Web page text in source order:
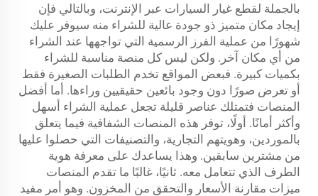
بالجملة لقطع غيار السيارات عبر الإنترنت، وبالتالي فإن
إيجاد مكان متميز ذو جودة عالية للشراء منه سيوفر عليك
شهورًا من عملية الفرز الرسمية التي تواجهها عند الشراء
من أي مكان آخر. ولكن ليس كل منصة مناسبة للشراء
بكميات كبيرة. فبعض المواقع تخدم الطلبات الصغيرة فقط
أو تعرض صورًا دون وجود بائعين حقيقيين وراءها. أما أفضل
المنصات فتمتلك عناصر قليلة تجعل عملية الشراء أسهل
وأكثر أمانًا. أولًا، توفر هذه المنصات الشفافية فيما يتعلق
بالموردين، وهويتهم التجارية، والتصنيفات التي حصلوا عليها
من مشترين سابقين. وهذا يساعدك على معرفة هوية
الطرف الذي تتعامل معه. ثانيًا، غالبًا ما تقدم المنصات
ميزات مقارنة الأسعار والتحقق من المخزون. وهو أمر مفيد